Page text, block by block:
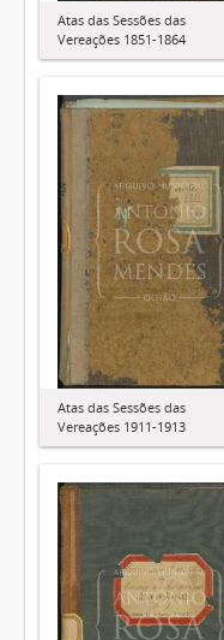
Atas das Sessões das
Vereações 1851-1864
Atas das Sessões das
Vereações 1911-1913